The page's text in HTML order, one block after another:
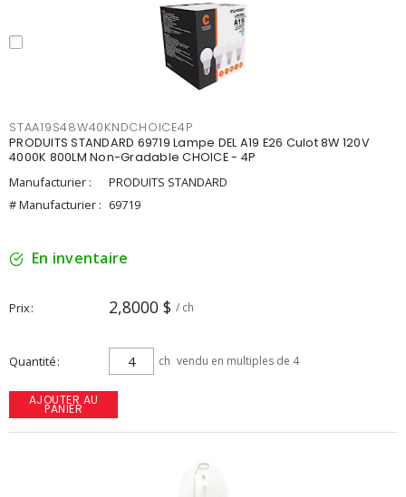
STAA19S48W40KNDCHOICE4P
PRODUITS STANDARD 69719 Lampe DEL A19 E26 Culot 8W 120V
4000K 800LM Non-Gradable CHOICE - 4P
Manufacturier :
PRODUITS STANDARD
# Manufacturier : 69719
En inventaire
Prix 2,8000 $ / ch
Quantité ch vendu en multiples de 4
AJOUTER AU
PANIER